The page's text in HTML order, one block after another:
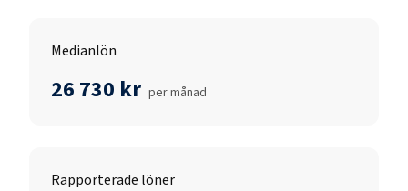
Medianlön
26 730 kr per månad
Rapporterade löner